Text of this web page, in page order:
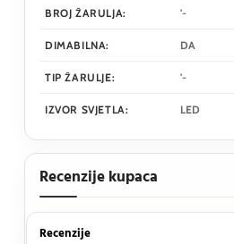
BROJ ŽARULJA: '-
DIMABILNA: DA
TIP ŽARULJE: '-
IZVOR SVJETLA: LED
Recenzije kupaca
Recenzije